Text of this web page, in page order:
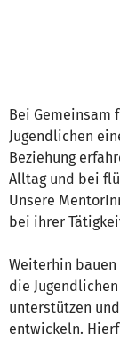
Bei
Jugendlichen
Beziehung
Alltag und bei
Unsere
bei ihrer
Weiterhin
die
unterstützen
entwickeln.